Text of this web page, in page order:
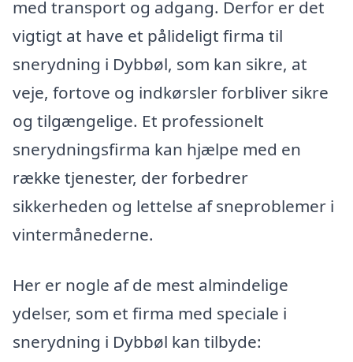
med transport og adgang. Derfor er det
vigtigt at have et pålideligt firma til
snerydning i Dybbøl, som kan sikre, at
veje, fortove og indkørsler forbliver sikre
og tilgængelige. Et professionelt
snerydningsfirma kan hjælpe med en
række tjenester, der forbedrer
sikkerheden og lettelse af sneproblemer i
vintermånederne.
Her er nogle af de mest almindelige
ydelser, som et firma med speciale i
snerydning i Dybbøl kan tilbyde: